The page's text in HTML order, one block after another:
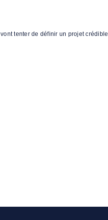
vont tenter de définir un projet crédible